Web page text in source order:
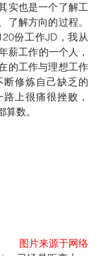
实也是一个了解工
了解方向的过程。
份工作JD，我从
薪工作的一个人，
的工作与理想工作
修炼自己缺乏的
上很痛很挫败，
数。
图片来源于网络